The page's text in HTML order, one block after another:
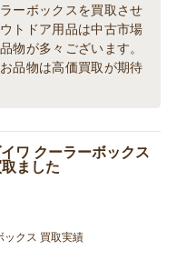
ーボックスを買取させ
トドア用品は中古市場
物が多々ございます。
品物は高価買取が期待
ワ クーラーボックス
ました
ックス 買取実績